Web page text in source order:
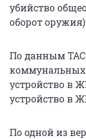
убийство
оборот
По данным
коммунальных
устройство в
устройство в
По одной из